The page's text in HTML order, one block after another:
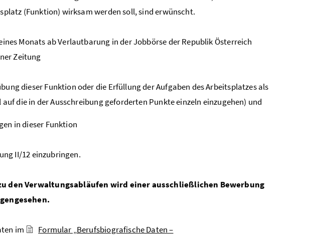
(Funktion) wirksam werden soll, sind erwünscht.
Monats ab Verlautbarung in der Jobbörse der Republik Österreich
Zeitung
dieser Funktion oder die Erfüllung der Aufgaben des Arbeitsplatzes als
die in der Ausschreibung geforderten Punkte einzeln einzugehen) und
in dieser Funktion
II/12 einzubringen.
den Verwaltungsabläufen wird einer ausschließlichen Bewerbung
im
Formular „Berufsbiografische Daten –